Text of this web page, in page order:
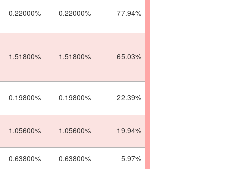
0.22000%
0.22000% 77.94%
1.51800% 1.51800% 65.03%
0.19800% 0.19800% 22.39%
1.05600% 1.05600% 19.94%
0.63800% 0.63800% 5.97%